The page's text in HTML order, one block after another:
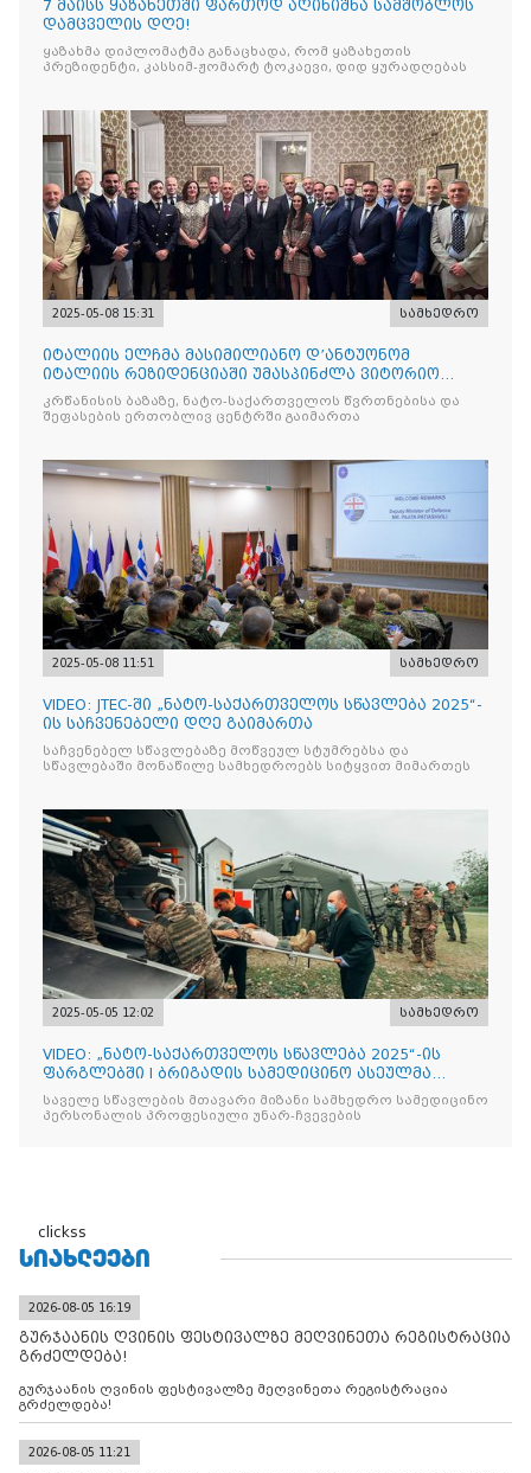
7 მაისს ყაზახეთში ფართოდ აღინიშნა სამშობლოს
დამცველის დღე!
ყაზახმა დიპლომატმა განაცხადა, რომ ყაზახეთის
პრეზიდენტი, კასსიმ-ჟომარტ ტოკაევი, დიდ ყურადღებას
2025-05-08 15:31 სამხედრო
იტალიის ელჩმა მასიმილიანო დ’ანტუონომ
იტალიის რეზიდენციაში უმასპინძლა ვიტორიო
ვენეტოს სახ. დივიზიის ს
კრწანისის ბაზაზე, ნატო-საქართველოს წვრთნებისა და
შეფასების ერთობლივ ცენტრში გაიმართა
2025-05-08 11:51 სამხედრო
VIDEO: JTEC-ში „ნატო-საქართველოს სწავლება 2025“-
ის საჩვენებელი დღე გაიმართა
საჩვენებელ სწავლებაზე მოწვეულ სტუმრებსა და
სწავლებაში მონაწილე სამხედროებს სიტყვით მიმართეს
2025-05-05 12:02 სამხედრო
VIDEO: „ნატო-საქართველოს სწავლება 2025“-ის
ფარგლებში I ბრიგადის სამედიცინო ასეულმა
საველე ჰოსპიტალის
საველე სწავლების მთავარი მიზანი სამხედრო სამედიცინო
პერსონალის პროფესიული უნარ-ჩვევების
clickss
ᲡᲘᲐᲮᲚᲔᲔᲑᲘ
2026-08-05 16:19
გურჯაანის ღვინის ფესტივალზე მეღვინეთა რეგისტრაცია
გრძელდება!
გურჯაანის ღვინის ფესტივალზე მეღვინეთა რეგისტრაცია
გრძელდება!
2026-08-05 11:21